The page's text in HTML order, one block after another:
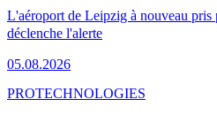
L'aéroport de Leipzig à nouveau
déclenche l'alerte
05.08.2026
PROTECHNOLOGIES